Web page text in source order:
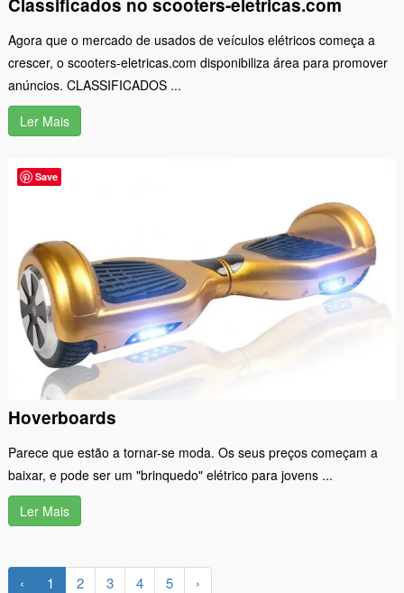
Classificados no scooters-eletricas.com
Agora que o mercado de usados de veículos elétricos começa a
crescer, o scooters-eletricas.com disponibiliza área para promover
anúncios. CLASSIFICADOS ...
Ler Mais
Hoverboards
Parece que estão a tornar-se moda. Os seus preços começam a
baixar, e pode ser um "brinquedo" elétrico para jovens ...
Ler Mais
‹ 1 2 3 4 5 ›
Save